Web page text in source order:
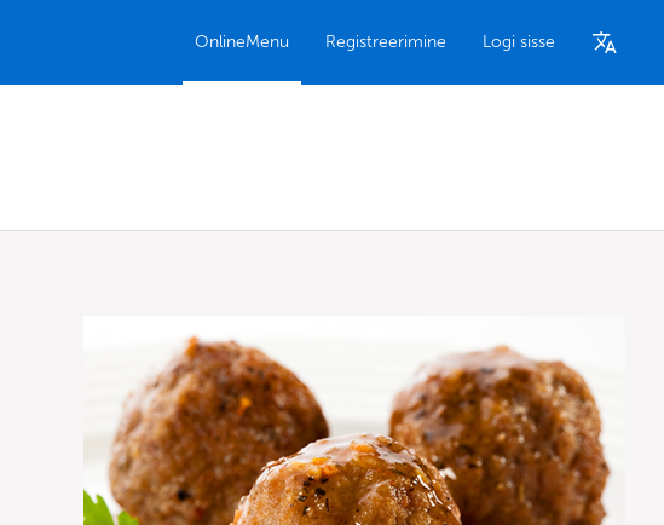
OnlineMenu Registreerimine Logi sisse